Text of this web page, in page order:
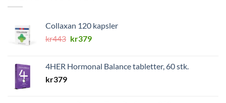
Collaxan 120 kapsler
kr443 Opprinnelig
kr443.
kr379Nåværende
kr379.
4HER Hormonal Balance tabletter, 60 stk.
kr379